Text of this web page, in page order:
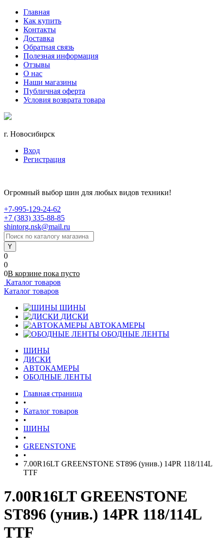
Главная
Как купить
Контакты
Доставка
Обратная связь
Полезная информация
Отзывы
О нас
Наши магазины
Публичная оферта
Условия возврата товара
г. Новосибирск
Вход
Регистрация
Огромный выбор шин для любых видов техники!
+7-995-129-24-62
+7 (383) 335-88-85
shintorg.nsk@mail.ru
0
0
0В корзине пока пусто
Каталог товаров
Каталог товаров
ШИНЫ
ДИСКИ
АВТОКАМЕРЫ
ОБОДНЫЕ ЛЕНТЫ
ШИНЫ
ДИСКИ
АВТОКАМЕРЫ
ОБОДНЫЕ ЛЕНТЫ
Главная страница
•
Каталог товаров
•
ШИНЫ
•
GREENSTONE
•
7.00R16LT GREENSTONE ST896 (унив.) 14PR 118/114L
TTF
7.00R16LT GREENSTONE
ST896 (унив.) 14PR 118/114L
TTF